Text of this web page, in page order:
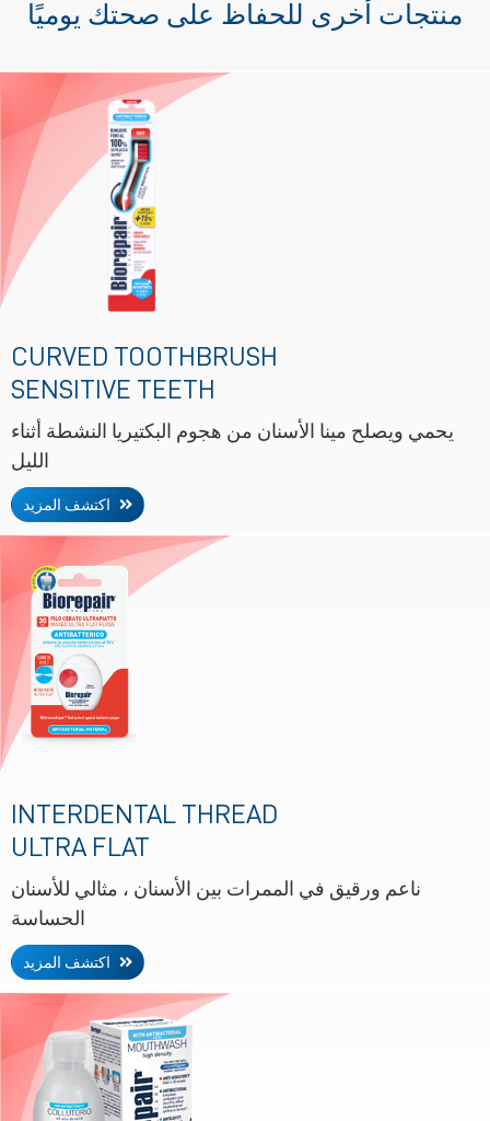
منتجات أخرى للحفاظ على صحتك يوميًا
CURVED TOOTHBRUSH
SENSITIVE TEETH
يحمي ويصلح مينا الأسنان من هجوم البكتيريا النشطة أثناء
الليل
INTERDENTAL THREAD
ULTRA FLAT
ناعم ورقيق في الممرات بين الأسنان ، مثالي للأسنان
الحساسة